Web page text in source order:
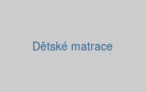
Dětské matrace